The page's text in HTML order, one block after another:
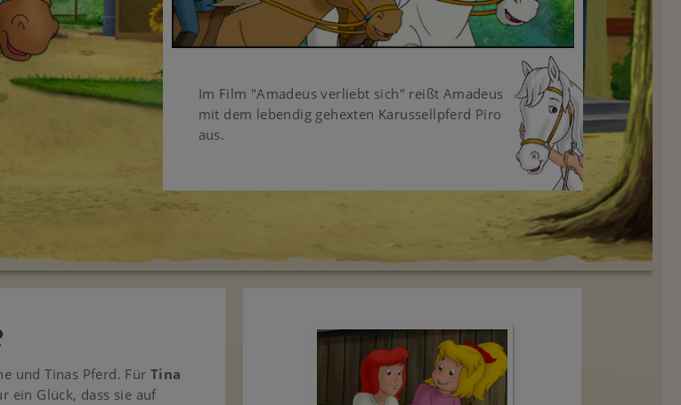
Im Film "Amadeus verliebt sich" reißt Amadeus
mit dem lebendig gehexten Karussellpferd Piro
aus.
und Tinas Pferd. Für Tina
ein Glück, dass sie auf